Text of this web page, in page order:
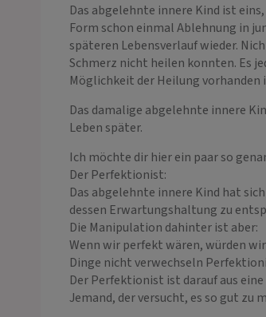
Das abgelehnte innere Kind ist
Form schon einmal Ablehnung in
späteren Lebensverlauf wieder.
Schmerz nicht heilen konnten. Es
Möglichkeit der Heilung vorhanden
Das damalige abgelehnte innere
Leben später.
Ich möchte dir hier ein paar so
Der Perfektionist:
Das abgelehnte innere Kind hat
dessen Erwartungshaltung zu
Die Manipulation dahinter ist aber:
Wenn wir perfekt wären, würden
Dinge nicht verwechseln
Der Perfektionist ist darauf aus
Jemand, der versucht, es so gut zu